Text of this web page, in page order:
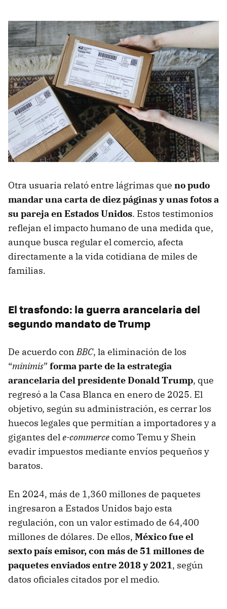
Otra usuaria relató entre lágrimas que no pudo
mandar una carta de diez páginas y unas fotos a
su pareja en Estados Unidos. Estos testimonios
reflejan el impacto humano de una medida que,
aunque busca regular el comercio, afecta
directamente a la vida cotidiana de miles de
familias.
El trasfondo: la guerra arancelaria del
segundo mandato de Trump
De acuerdo conBBC, la eliminación de los
“minimis” forma parte de la estrategia
arancelaria del presidente Donald Trump, que
regresó a la Casa Blanca en enero de 2025. El
objetivo, según su administración, es cerrar los
huecos legales que permitían a importadores y a
gigantes dele-commercecomo Temu y Shein
evadir impuestos mediante envíos pequeños y
baratos.
En 2024, más de 1,360 millones de paquetes
ingresaron a Estados Unidos bajo esta
regulación, con un valor estimado de 64,400
millones de dólares. De ellos, México fue el
sexto país emisor, con más de 51 millones de
paquetes enviados entre 2018 y 2021, según
datos oficiales citados por el medio.